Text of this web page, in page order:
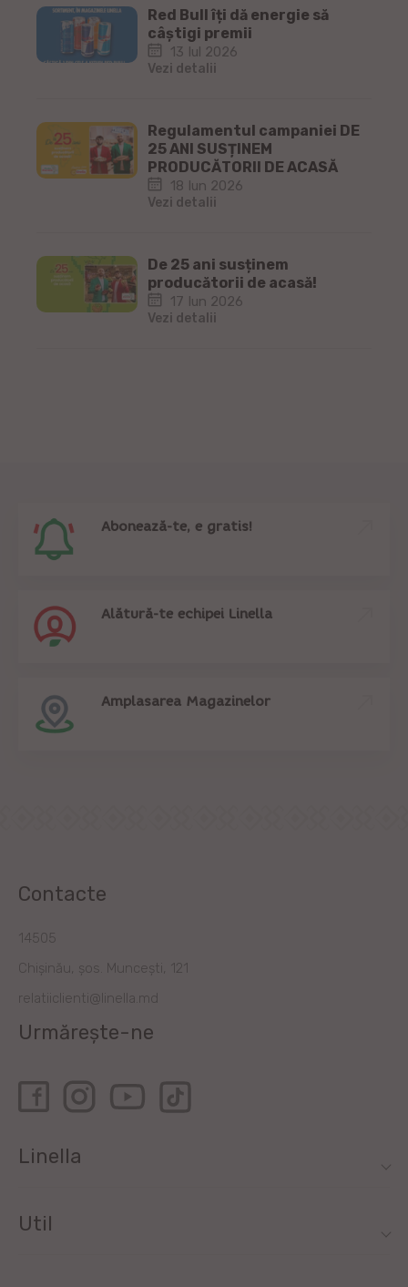
Red Bull îți dă energie să
câștigi premii
13 Iul 2026
Vezi detalii
Regulamentul campaniei DE
25 ANI SUSȚINEM
PRODUCĂTORII DE ACASĂ
18 Iun 2026
Vezi detalii
De 25 ani susținem
producătorii de acasă!
17 Iun 2026
Vezi detalii
Abonează-te, e gratis!
Alătură-te echipei Linella
Amplasarea Magazinelor
Contacte
14505
Chișinău, șos. Muncești, 121
relatiiclienti@linella.md
Urmărește-ne
Linella
Util